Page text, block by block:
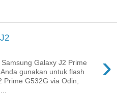
›
Galaxy J2 Prime
gunakan untuk flash
Prime G532G via Odin,